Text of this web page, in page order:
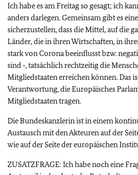
Ich habe es am Freitag so gesagt; ich
anders darlegen. Gemeinsam gibt es
sicherzustellen, dass die Mittel, auf die
Länder, die in ihren Wirtschaften, in
stark von Corona beeinflusst bzw.
sind ‑, tatsächlich rechtzeitig die
Mitgliedstaaten erreichen können. Das
Verantwortung, die Europäisches
Mitgliedstaaten tragen.
Die Bundeskanzlerin ist in einem
Austausch mit den Akteuren auf der
wie auf der Seite der europäischen
ZUSATZFRAGE: Ich habe noch eine